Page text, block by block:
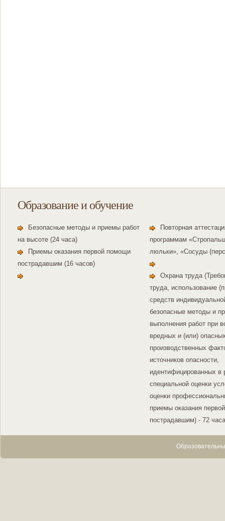
Образование и обучение
Безопасные методы и приемы работ
на высоте (24 часа)
Приемы оказания первой помощи
пострадавшим (16 часов)
Повторная
программам
люльки», «Сосуды
Охрана труда
труда, использование
средств
безопасные методы и
выполнения работ при
вредных и (или)
производственных
источников опасности,
идентифицированных в
специальной оценки
оценки
приемы оказания
пострадавшим) - 72 часа